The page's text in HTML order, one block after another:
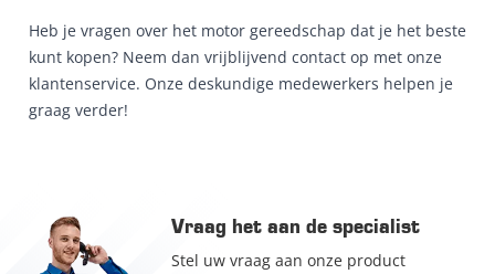
Heb je vragen over het motor gereedschap dat je het beste
kunt kopen? Neem dan vrijblijvend contact op met onze
klantenservice. Onze deskundige medewerkers helpen je
graag verder!
Vraag het aan de specialist
Stel uw vraag aan onze product